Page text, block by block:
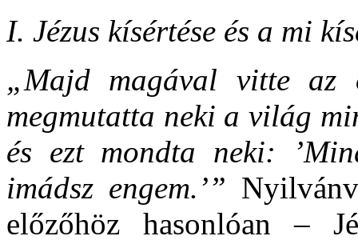
I. Jézus kísértése és a mi
„Majd magával vitte az
megmutatta neki a világ
és ezt mondta neki:
imádsz engem.’”
előzőhöz hasonlóan –